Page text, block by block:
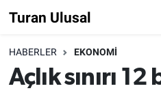
Turan Ulusal
HABERLER EKONOMİ
Açlık sınırı